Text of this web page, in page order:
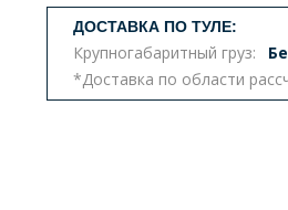
ДОСТАВКА ПО ТУЛЕ:
Крупногабаритный груз:
*Доставка по области